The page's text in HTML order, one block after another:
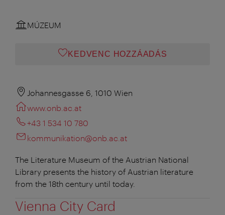
MÚZEUM
KEDVENC HOZZÁADÁS
Johannesgasse 6, 1010 Wien
www.onb.ac.at
+43 1 534 10 780
kommunikation@onb.ac.at
The Literature Museum of the Austrian National
Library presents the history of Austrian literature
from the 18th century until today.
Vienna City Card